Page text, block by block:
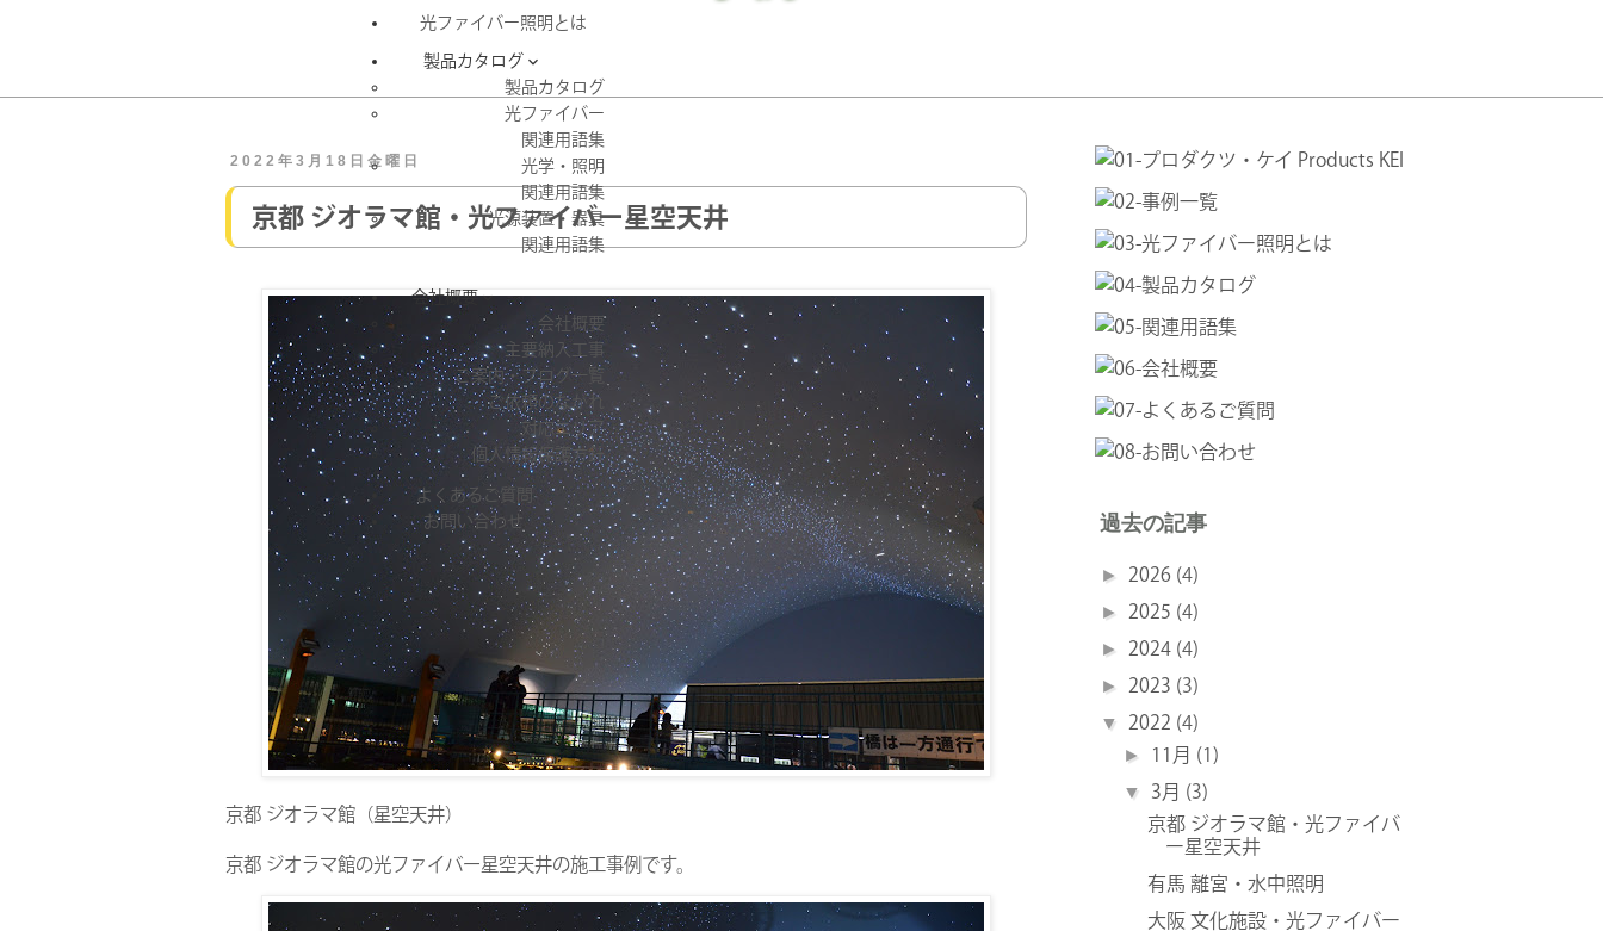
光ファイバー照明とは
製品カタログ 
製品カタログ
光ファイバー
関連用語集
光学・照明
関連用語集
光源装置・器具
関連用語集
会社概要
会社概要
主要納入工事
ご案内・ブログ一覧
ご依頼のながれ
対応エリア
個人情報保護方針
よくあるご質問
お問い合わせ
2022年3月18日金曜日
京都 ジオラマ館・光ファイバー星空天井
京都 ジオラマ館（星空天井）
京都 ジオラマ館の光ファイバー星空天井の施工事例です。
過去の記事
► 2026 (4)
► 2025 (4)
► 2024 (4)
► 2023 (3)
▼ 2022 (4)
► 11月 (1)
▼ 3月 (3)
京都 ジオラマ館・光ファイバ
ー星空天井
有馬 離宮・水中照明
大阪 文化施設・光ファイバー